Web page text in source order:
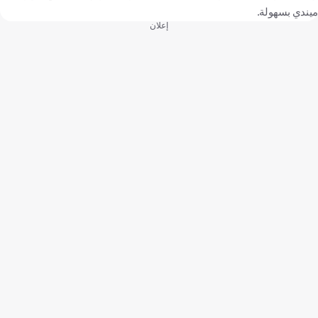
ميندي بسهولة.
إعلان